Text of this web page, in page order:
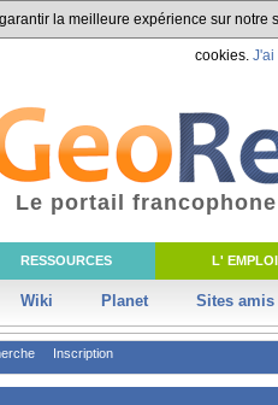
la meilleure expérience sur
cookies. J'ai
RESSOURCES L' EMPLOI
Wiki Planet Sites amis
Le portail
Inscription